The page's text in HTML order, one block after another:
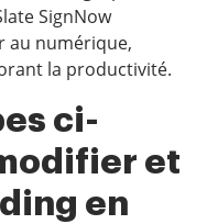
SignNow
au numérique,
la productivité.
ci-
et
en